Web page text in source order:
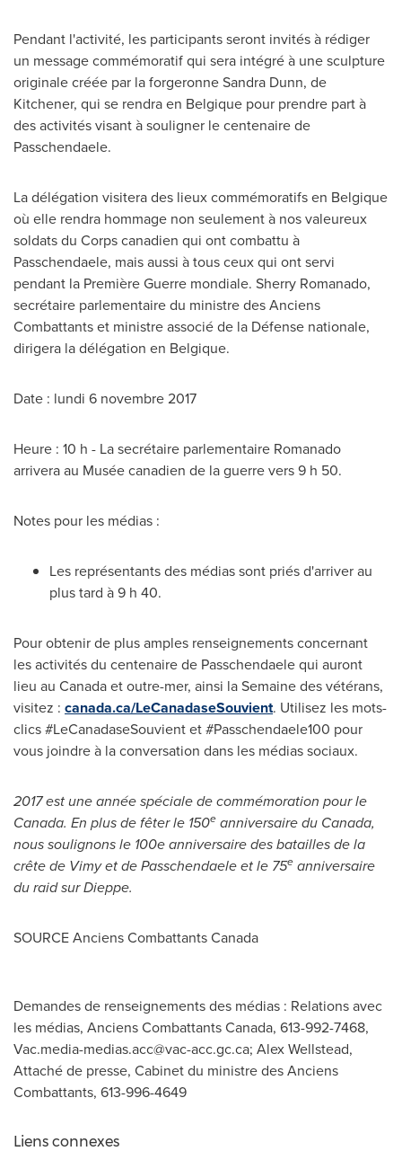
Pendant l'activité, les participants seront invités à rédiger
un message commémoratif qui sera intégré à une sculpture
originale créée par la forgeronneSandra Dunn, de
Kitchener, qui se rendra en Belgique pour prendre part à
des activités visant à souligner le centenaire de
Passchendaele.
La délégation visitera des lieux commémoratifs en Belgique
où elle rendra hommage non seulement à nos valeureux
soldats du Corps canadien qui ont combattu à
Passchendaele, mais aussi à tous ceux qui ont servi
pendant la Première Guerre mondiale. Sherry Romanado,
secrétaire parlementaire du ministre des Anciens
Combattants et ministre associé de la Défense nationale,
dirigera la délégation en Belgique.
Date : lundi 6 novembre 2017
Heure : 10 h - La secrétaire parlementaire Romanado
arrivera au Musée canadien de la guerre vers 9 h 50.
Notes pour les médias :
Les représentants des médias sont priés d'arriver au
plus tard à 9 h 40.
Pour obtenir de plus amples renseignements concernant
les activités du centenaire de Passchendaele qui auront
lieu au Canadaet outre-mer, ainsi la Semaine des vétérans,
visitez : canada.ca/LeCanadaseSouvient. Utilisez les mots-
clics #LeCanadaseSouvient et #Passchendaele100 pour
vous joindre à la conversation dans les médias sociaux.
2017 est une année spéciale de commémoration pour le
Canada. En plus de fêter le 150e anniversaire du Canada,
nous soulignons le 100e anniversaire des batailles de la
crête de Vimyet de Passchendaele et le 75e anniversaire
du raid sur Dieppe.
SOURCE Anciens Combattants Canada
Demandes de renseignements des médias : Relations avec
les médias, Anciens Combattants Canada, 613-992-7468,
Vac.media-medias.acc@vac-acc.gc.ca; Alex Wellstead,
Attaché de presse, Cabinet du ministre des Anciens
Combattants, 613-996-4649
Liens connexes